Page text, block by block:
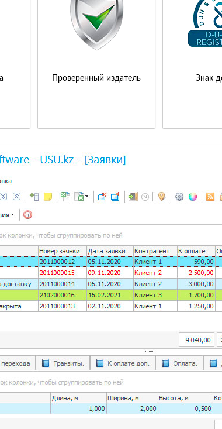
Проверенный издатель Знак